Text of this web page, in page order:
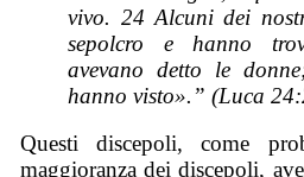
vivo. 24 Alcuni dei
sepolcro e hanno
avevano detto le
hanno visto».” (Luca
Questi discepoli, come
maggioranza dei discepoli,